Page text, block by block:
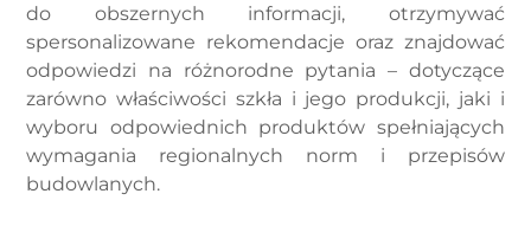
do obszernych informacji, otrzymywać
spersonalizowane rekomendacje oraz znajdować
odpowiedzi na różnorodne pytania – dotyczące
zarówno właściwości szkła i jego produkcji, jaki i
wyboru odpowiednich produktów spełniających
wymagania regionalnych norm i przepisów
budowlanych.